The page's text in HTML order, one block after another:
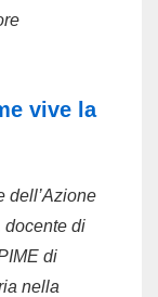
vive la
dell’Azione
docente di
di
nella